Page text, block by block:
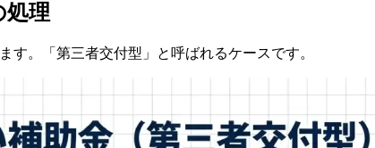
理
。「第三者交付型」と呼ばれるケースです。